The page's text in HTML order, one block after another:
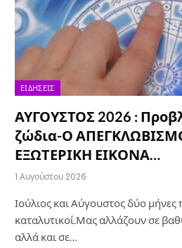
ΕΙΔΉΣΕΙΣ
ΑΥΓΟΥΣΤΟΣ 2026 :
ζώδια-Ο
ΕΞΩΤΕΡΙΚΗ ΕΙΚΟΝΑ…
1 Αυγούστου 2026
Ιούλιος και Αύγουστος δύο μήνες
καταλυτικοί.Μας αλλάζουν σε
αλλά και σε…